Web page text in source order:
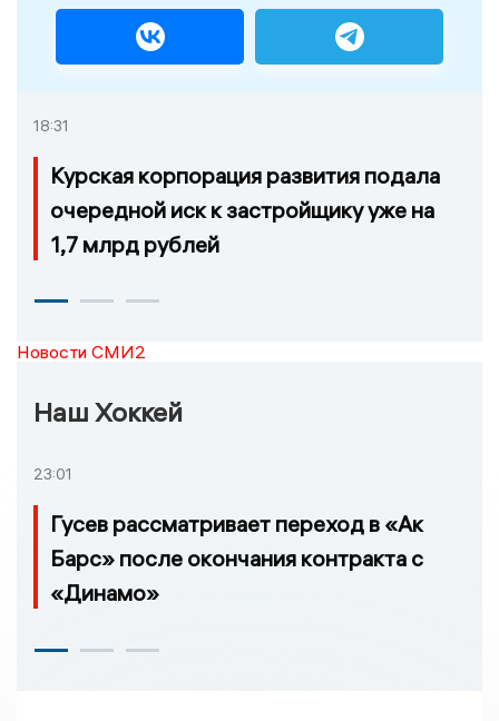
18:31
Курская корпорация развития подала
очередной иск к застройщику уже на
1,7 млрд рублей
Новости СМИ2
Наш Хоккей
23:01
Гусев рассматривает переход в «Ак
Барс» после окончания контракта с
«Динамо»